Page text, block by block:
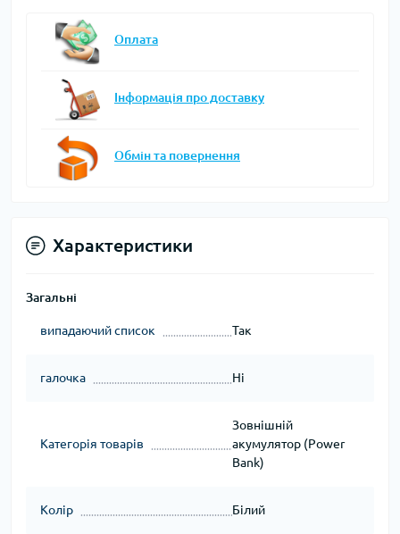
Оплата
Інформація про доставку
Обмін та повернення
Характеристики
Загальні
випадаючий список Так
галочка Ні
Категорія товарів
Зовнішній
акумулятор (Power
Bank)
Колір Білий